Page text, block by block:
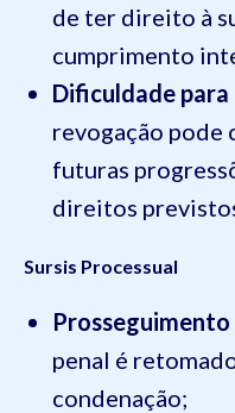
de ter direito à
cumprimento
Dificuldade
revogação pode
futuras
direitos
Sursis Processual
penal é
condenação;